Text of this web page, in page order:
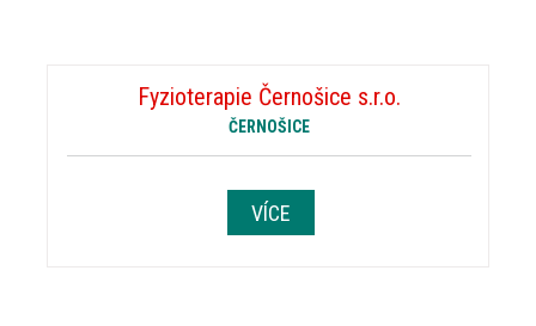
Fyzioterapie Černošice s.r.o.
ČERNOŠICE
VÍCE